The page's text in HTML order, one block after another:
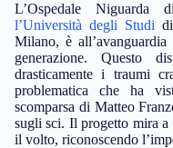
L’Ospedale
l’Università degli Studi
Milano, è
generazione. Questo
drasticamente i traumi
problematica che ha
scomparsa di Matteo
sugli sci. Il progetto mira a
il volto, riconoscendo